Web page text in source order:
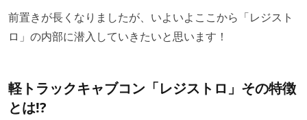
前置きが長くなりましたが、いよいよここから「レジスト
ロ」の内部に潜入していきたいと思います！
軽トラックキャブコン「レジストロ」その特徴
とは!?